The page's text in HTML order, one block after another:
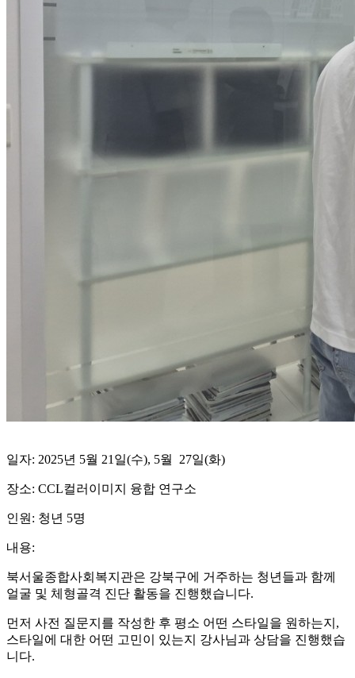
일자: 2025년 5월 21일(수), 5월 27일(화)
장소: CCL컬러이미지 융합 연구소
인원: 청년 5명
내용:
북서울종합사회복지관은 강북구에 거주하는 청년들과 함께
얼굴 및 체형골격 진단 활동을 진행했습니다.
먼저 사전 질문지를 작성한 후 평소 어떤 스타일을 원하는지,
스타일에 대한 어떤 고민이 있는지 강사님과 상담을 진행했습
니다.